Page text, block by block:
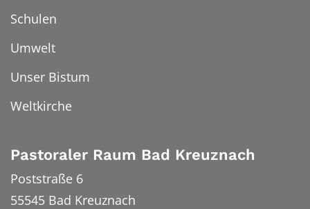
Schulen
Umwelt
Unser Bistum
Weltkirche
Pastoraler Raum Bad Kreuznach
Poststraße 6
55545 Bad Kreuznach